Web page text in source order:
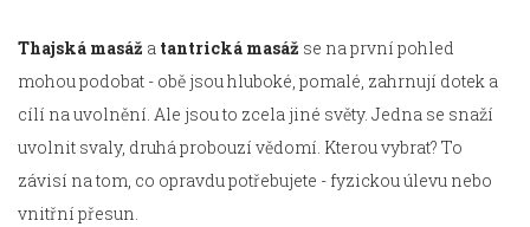
Thajská masáž a tantrická masáž se na první pohled
mohou podobat - obě jsou hluboké, pomalé, zahrnují dotek a
cílí na uvolnění. Ale jsou to zcela jiné světy. Jedna se snaží
uvolnit svaly, druhá probouzí vědomí. Kterou vybrat? To
závisí na tom, co opravdu potřebujete - fyzickou úlevu nebo
vnitřní přesun.